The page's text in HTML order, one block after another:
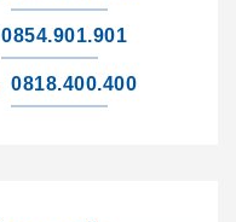
0854.901.901
0818.400.400